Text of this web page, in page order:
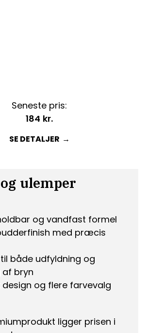
ulemper
og vandfast formel
med præcis
både udfyldning og
bryn
design og flere farvevalg
ligger prisen i
Seneste pris:
184 kr.
SE DETALJER